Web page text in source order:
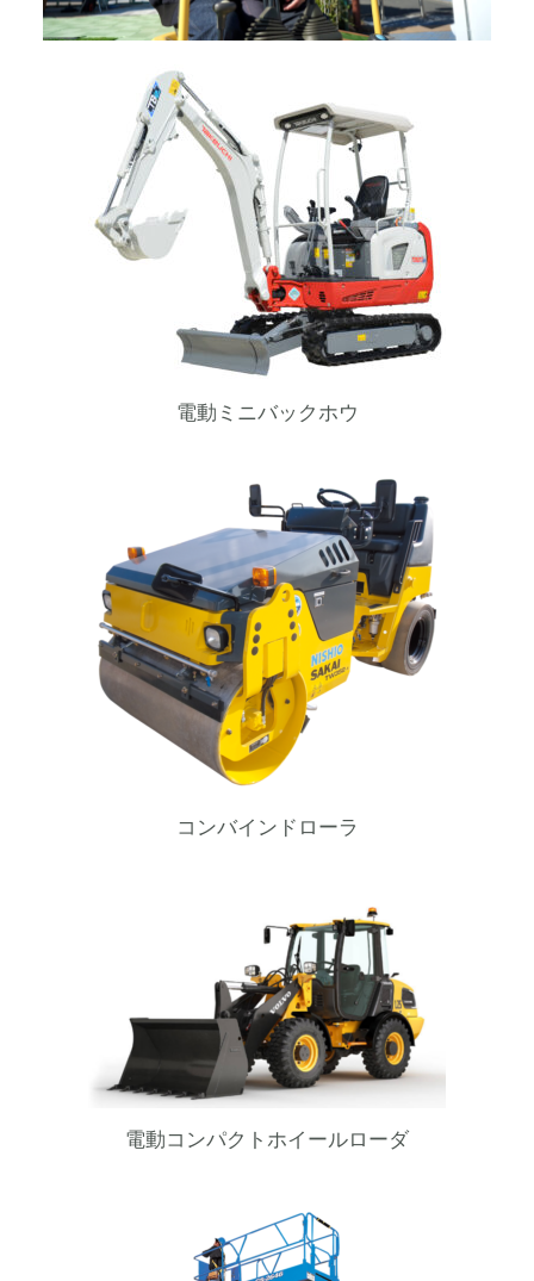
電動ミニバックホウ
コンバインドローラ
電動コンパクトホイールローダ